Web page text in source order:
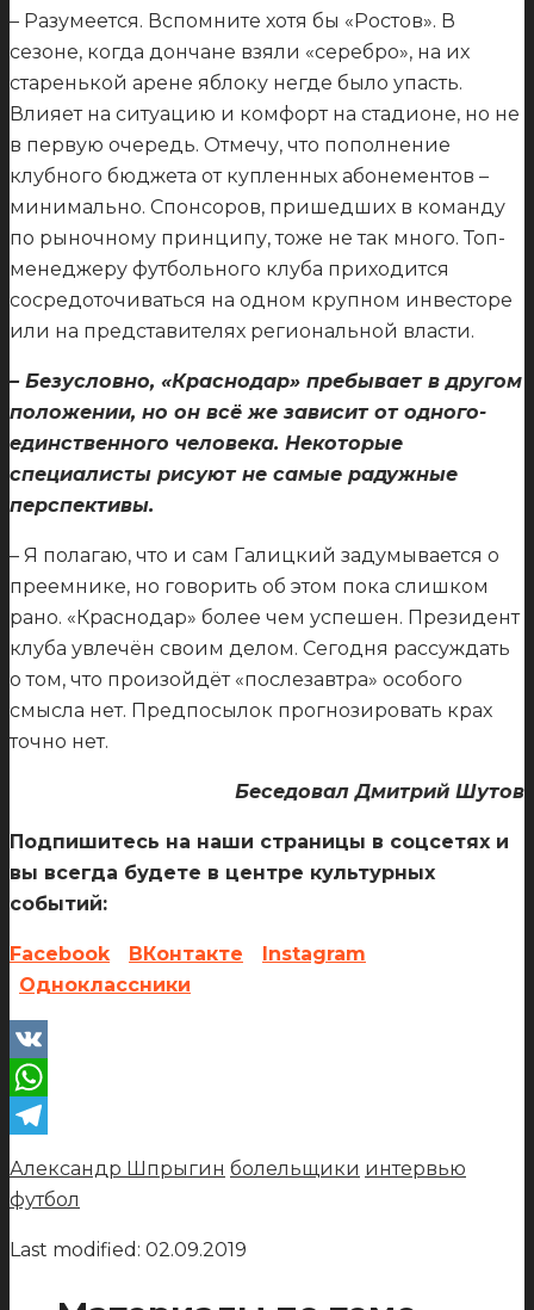
– Разумеется. Вспомните хотя бы «Ростов». В
сезоне, когда дончане взяли «серебро», на их
старенькой арене яблоку негде было упасть.
Влияет на ситуацию и комфорт на стадионе, но не
в первую очередь. Отмечу, что пополнение
клубного бюджета от купленных абонементов –
минимально. Спонсоров, пришедших в команду
по рыночному принципу, тоже не так много. Топ-
менеджеру футбольного клуба приходится
сосредоточиваться на одном крупном инвесторе
или на представителях региональной власти.
– Безусловно, «Краснодар» пребывает в другом
положении, но он всё же зависит от одного-
единственного человека. Некоторые
специалисты рисуют не самые радужные
перспективы.
– Я полагаю, что и сам Галицкий задумывается о
преемнике, но говорить об этом пока слишком
рано. «Краснодар» более чем успешен. Президент
клуба увлечён своим делом. Сегодня рассуждать
о том, что произойдёт «послезавтра» особого
смысла нет. Предпосылок прогнозировать крах
точно нет.
Беседовал Дмитрий Шутов
Подпишитесь на наши страницы в соцсетях и
вы всегда будете в центре культурных
событий:
Facebook ВКонтакте
Instagram
Одноклассники
VK
WhatsApp
Александр Шпрыгин болельщики интервью
футбол
Last modified: 02.09.2019